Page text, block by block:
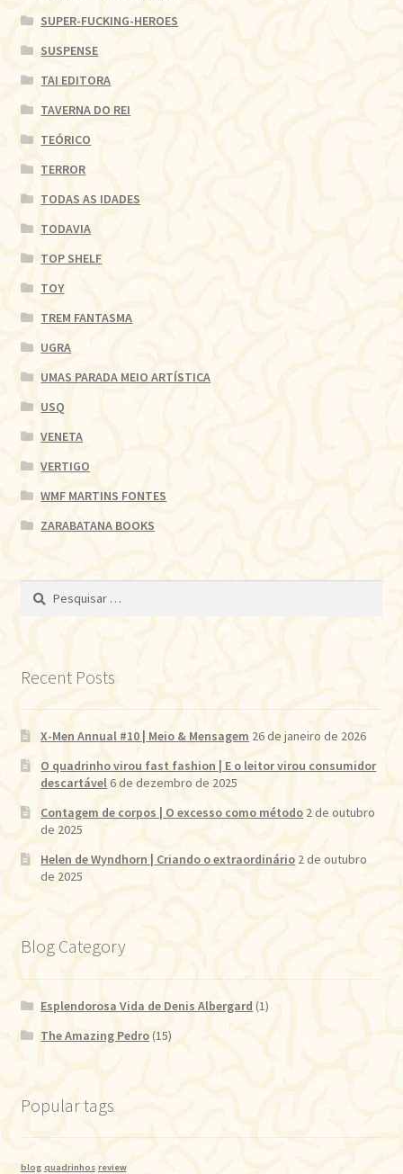
SUPER-FUCKING-HEROES
SUSPENSE
TAI EDITORA
TAVERNA DO REI
TEÓRICO
TERROR
TODAS AS IDADES
TODAVIA
TOP SHELF
TOY
TREM FANTASMA
UGRA
UMAS PARADA MEIO ARTÍSTICA
USQ
VENETA
VERTIGO
WMF MARTINS FONTES
ZARABATANA BOOKS
Pesquisar
Recent Posts
X-Men Annual #10 | Meio & Mensagem 26 de janeiro de 2026
O quadrinho virou fast fashion | E o leitor virou consumidor
descartável 6 de dezembro de 2025
Contagem de corpos | O excesso como método 2 de outubro
de 2025
Helen de Wyndhorn | Criando o extraordinário 2 de outubro
de 2025
Blog Category
Esplendorosa Vida de Denis Albergard (1)
The Amazing Pedro (15)
Popular tags
blog quadrinhos review